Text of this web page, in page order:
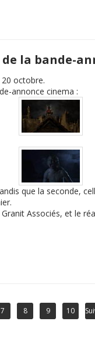
la bande-
octobre.
annonce cinema :
que la seconde,
Associés, et le
7 8 9 10